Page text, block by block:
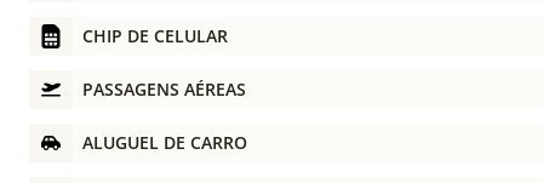
CHIP DE CELULAR
PASSAGENS AÉREAS
ALUGUEL DE CARRO